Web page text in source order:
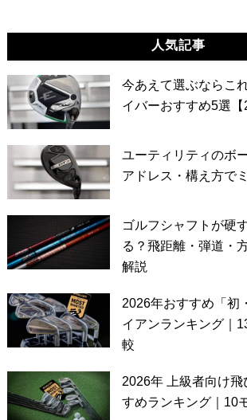
人気記事
今あえて選ぶならこ
イバーおすすめ5選【
ユーティリティのボ
アドレス・構え方で
ゴルフシャフトが硬
る？飛距離・弾道・
解説
2026年おすすめ「初
イアンランキング｜
較
2026年 上級者向け
すめランキング｜10